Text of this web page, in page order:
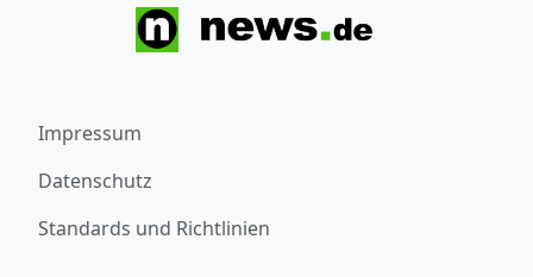
Impressum
Datenschutz
Standards und Richtlinien